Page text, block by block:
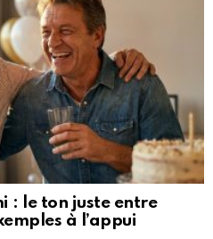
: le ton juste entre
à l’appui